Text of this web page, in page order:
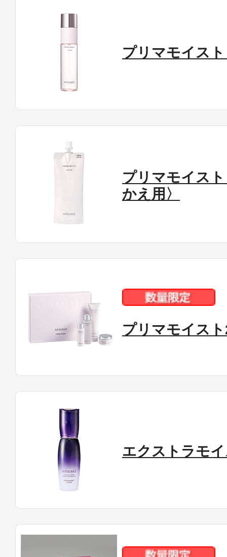
プリマモイス
プリマモイス
かえ用〉
プリマモイス
エクストラモ